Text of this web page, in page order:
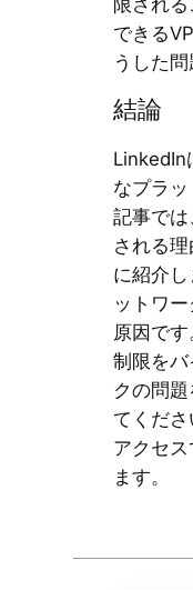
限され
できる
うした問
結論
LinkedIn
なプラ
記事で
される
に紹介
ットワ
原因で
制限を
クの問
てくだ
アクセ
ます。